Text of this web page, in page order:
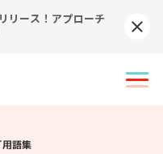
リリース！アプローチ
語集